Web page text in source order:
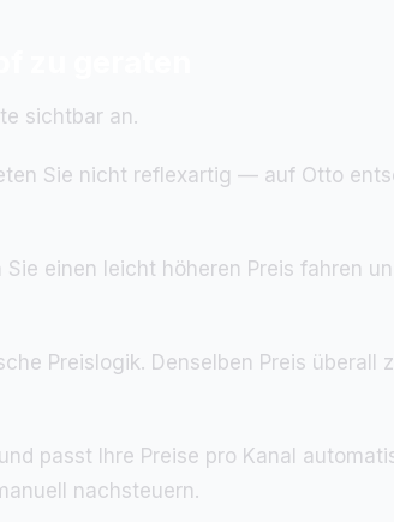
sichtbar an.
Sie nicht reflexartig — auf Otto
einen leicht höheren Preis fahren
Preislogik. Denselben Preis
passt Ihre Preise pro Kanal
nachsteuern.